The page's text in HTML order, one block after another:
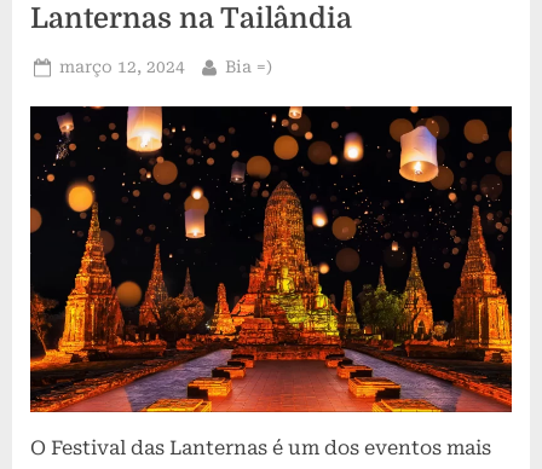
Lanternas na Tailândia
Posted
março 12, 2024 By
Bia =)
O Festival das Lanternas é um dos eventos mais